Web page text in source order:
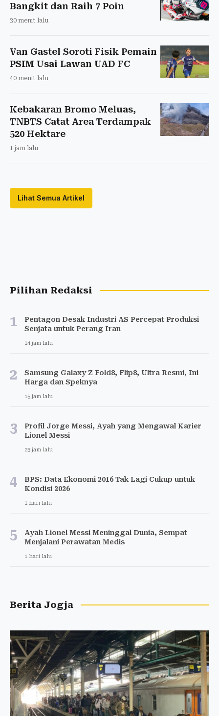
Bangkit dan Raih 7 Poin
30 menit lalu
Van Gastel Soroti Fisik Pemain
PSIM Usai Lawan UAD FC
40 menit lalu
Kebakaran Bromo Meluas,
TNBTS Catat Area Terdampak
520 Hektare
1 jam lalu
Lihat Semua Artikel
Pilihan Redaksi
1
Pentagon Desak Industri AS Percepat Produksi
Senjata untuk Perang Iran
14 jam lalu
2
Samsung Galaxy Z Fold8, Flip8, Ultra Resmi, Ini
Harga dan Speknya
15 jam lalu
3
Profil Jorge Messi, Ayah yang Mengawal Karier
Lionel Messi
23 jam lalu
4
BPS: Data Ekonomi 2016 Tak Lagi Cukup untuk
Kondisi 2026
1 hari lalu
5
Ayah Lionel Messi Meninggal Dunia, Sempat
Menjalani Perawatan Medis
1 hari lalu
Berita Jogja